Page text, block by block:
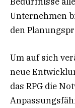
Unternehmen
den
Um auf sich
neue
das RPG die